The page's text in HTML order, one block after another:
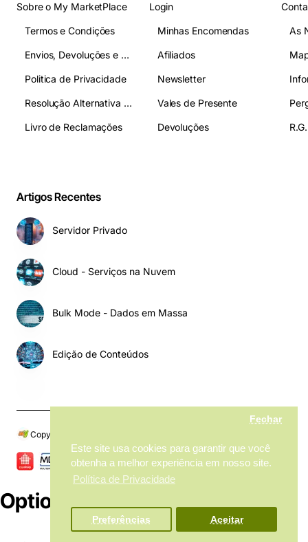
Este site usa cookies para garantir que você
obtenha a melhor experiência em nosso site.
Política de Privacidade
Fechar
Preferências Aceitar
Sobre o My MarketPlace
Termos e Condições
Envios, Devoluções e Pagamentos
Politica de Privacidade
Resolução Alternativa de Litígios
Livro de Reclamações
Login
Minhas Encomendas
Afiliados
Newsletter
Vales de Presente
Devoluções
As
Artigos Recentes
Servidor Privado
Cloud - Serviços na Nuvem
Bulk Mode - Dados em Massa
Edição de Conteúdos
Copyright © 2024, My MarketPlace, Todos os Direitos Reservados
Options
Product Filter